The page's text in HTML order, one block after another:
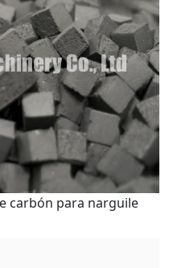
carbón para narguile